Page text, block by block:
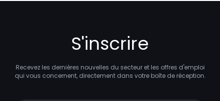
S'inscrire
Recevez les dernières nouvelles du secteur et les offres d'emploi
qui vous concernent, directement dans votre boîte de réception.